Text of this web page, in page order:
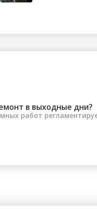
в выходные дни?
работ